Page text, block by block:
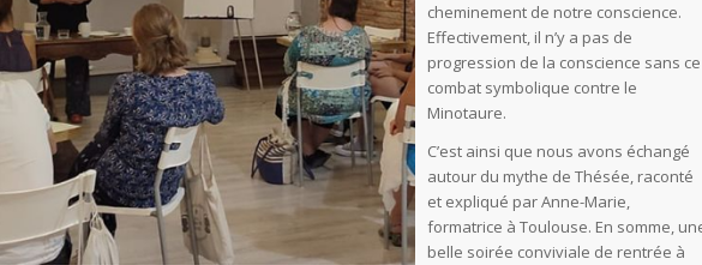
cheminement de notre conscience.
Effectivement, il n’y a pas de
progression de la conscience sans ce
combat symbolique contre le
Minotaure.
C’est ainsi que nous avons échangé
autour du mythe de Thésée, raconté
et expliqué par Anne-Marie,
formatrice à Toulouse. En somme,
belle soirée conviviale de rentrée à